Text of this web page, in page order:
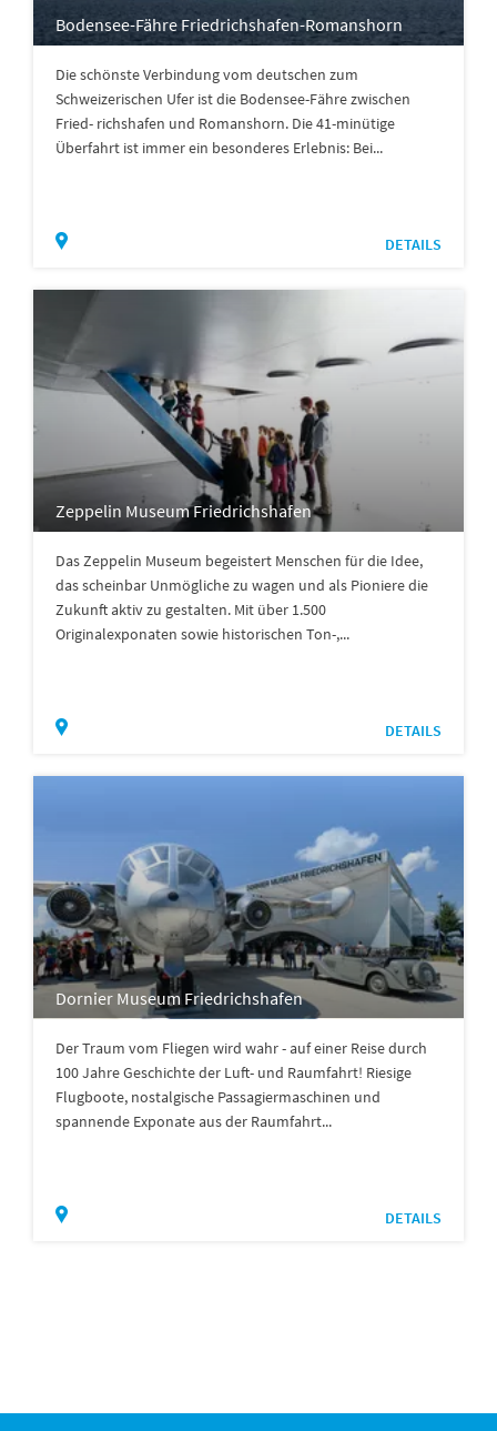
Bodensee-Fähre Friedrichshafen-Romanshorn
Die schönste Verbindung vom deutschen zum
Schweizerischen Ufer ist die Bodensee-Fähre zwischen
Fried- richshafen und Romanshorn. Die 41-minütige
Überfahrt ist immer ein besonderes Erlebnis: Bei...
DETAILS
Zeppelin Museum Friedrichshafen
Das Zeppelin Museum begeistert Menschen für die Idee,
das scheinbar Unmögliche zu wagen und als Pioniere die
Zukunft aktiv zu gestalten. Mit über 1.500
Originalexponaten sowie historischen Ton-,...
DETAILS
Dornier Museum Friedrichshafen
Der Traum vom Fliegen wird wahr - auf einer Reise durch
100 Jahre Geschichte der Luft- und Raumfahrt! Riesige
Flugboote, nostalgische Passagiermaschinen und
spannende Exponate aus der Raumfahrt...
DETAILS